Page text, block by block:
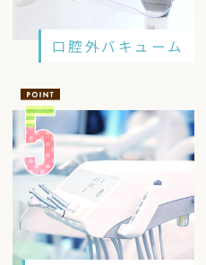
口腔外バキューム